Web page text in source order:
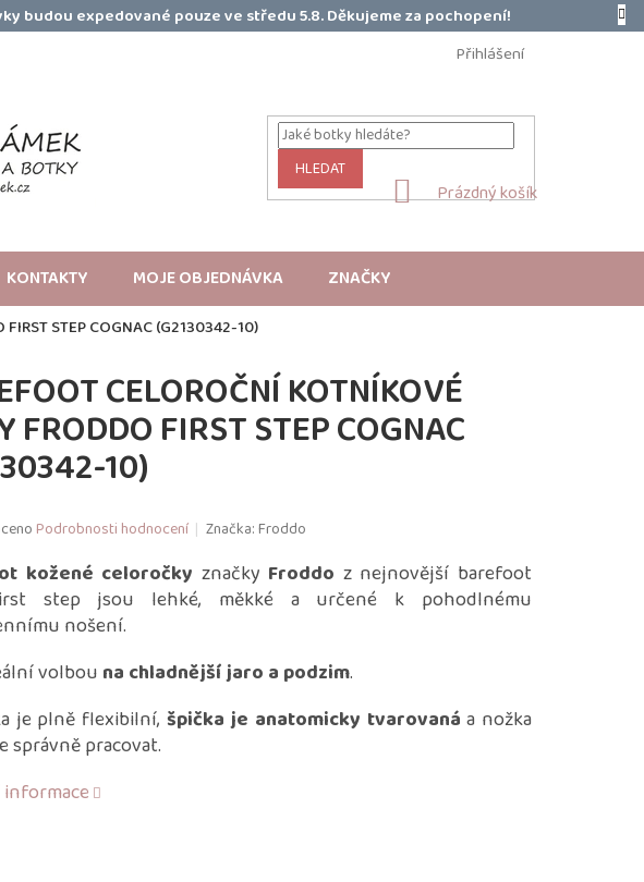
budou expedované pouze ve středu 5.8. Děkujeme za pochopení!
Přihlášení
HLEDAT
NÁKUPNÍ
Prázdný košík
KONTAKTY MOJE OBJEDNÁVKA ZNAČKY
STEP COGNAC (G2130342-10)
CELOROČNÍ KOTNÍKOVÉ
FRODDO FIRST STEP COGNAC
10)
Podrobnosti hodnocení Značka:Froddo
kožené celoročky značky Froddo z nejnovější barefoot
step jsou lehké, měkké a určené k pohodlnému
nošení.
volbou na chladnější jaro a podzim.
je plně flexibilní, špička je anatomicky tvarovaná a nožka
správně pracovat.